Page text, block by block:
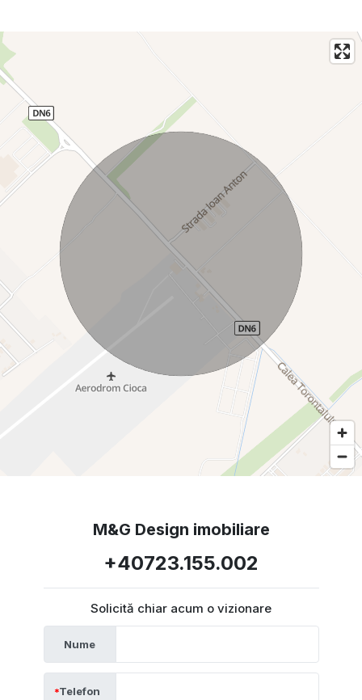
M&G Design imobiliare
+40723.155.002
Solicită chiar acum o vizionare
Nume
Telefon